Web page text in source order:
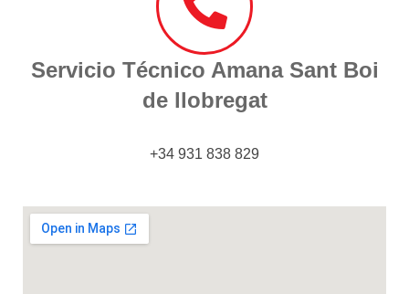
Servicio Técnico Amana Sant Boi
de llobregat
+34 931 838 829